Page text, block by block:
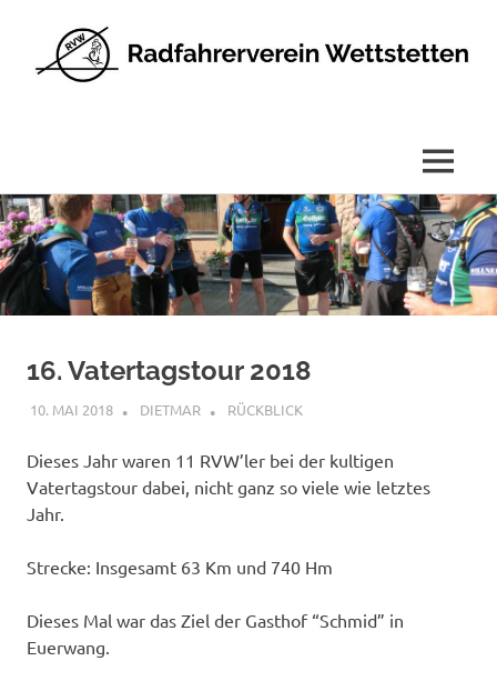
Zum
Inhalt
springen
MENÜ
16. Vatertagstour 2018
10. MAI 2018 DIETMAR RÜCKBLICK
Dieses Jahr waren 11 RVW’ler bei der kultigen
Vatertagstour dabei, nicht ganz so viele wie letztes
Jahr.
Strecke: Insgesamt 63 Km und 740 Hm
Dieses Mal war das Ziel der Gasthof “Schmid” in
Euerwang.